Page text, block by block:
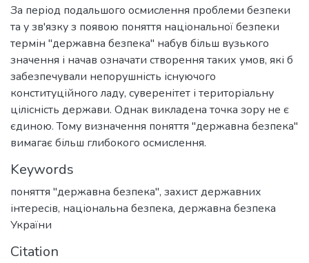
За період подальшого осмислення проблеми безпеки
та у зв'язку з появою поняття національної безпеки
термін "державна безпека" набув більш вузького
значення і начав означати створення таких умов, які б
забезпечували непорушність існуючого
конституційного ладу, суверенітет і територіальну
цілісність держави. Однак викладена точка зору не є
єдиною. Тому визначення поняття "державна безпека"
вимагає більш глибокого осмислення.
Keywords
поняття "державна безпека", захист державних
інтересів, національна безпека, державна безпека
України
Citation